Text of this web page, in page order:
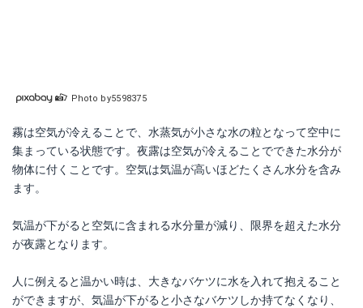
Photo by5598375
霧は空気が冷えることで、水蒸気が小さな水の粒となって空中に
集まっている状態です。夜露は空気が冷えることでできた水分が
物体に付くことです。空気は気温が高いほどたくさん水分を含み
ます。
気温が下がると空気に含まれる水分量が減り、限界を超えた水分
が夜露となります。
人に例えると温かい時は、大きなバケツに水を入れて抱えること
ができますが、気温が下がると小さなバケツしか持てなくなり、